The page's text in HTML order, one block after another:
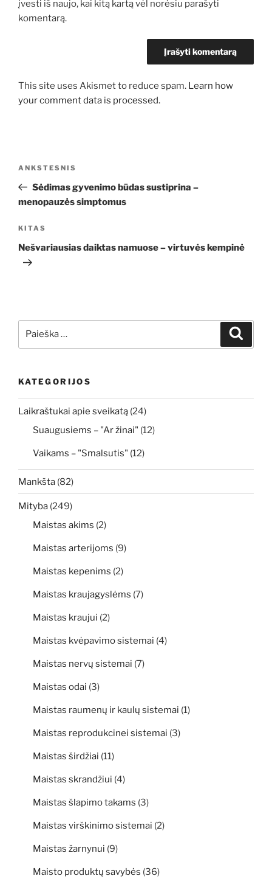
įvesti iš naujo, kai kitą kartą vėl norėsiu parašyti
komentarą.
This site uses Akismet to reduce spam. Learn how
your comment data is processed.
įrašų
Ankstesnis
įrašas
ANKSTESNIS
Sėdimas gyvenimo būdas sustiprina –
menopauzės simptomus
Kitas
įrašas
KITAS
Nešvariausias daiktas namuose – virtuvės kempinė
KATEGORIJOS
Laikraštukai apie sveikatą (24)
Suaugusiems – "Ar žinai" (12)
Vaikams – "Smalsutis" (12)
Mankšta (82)
Mityba (249)
Maistas akims (2)
Maistas arterijoms (9)
Maistas kepenims (2)
Maistas kraujagyslėms (7)
Maistas kraujui (2)
Maistas kvėpavimo sistemai (4)
Maistas nervų sistemai (7)
Maistas odai (3)
Maistas raumenų ir kaulų sistemai (1)
Maistas reprodukcinei sistemai (3)
Maistas širdžiai (11)
Maistas skrandžiui (4)
Maistas šlapimo takams (3)
Maistas virškinimo sistemai (2)
Maistas žarnynui (9)
Maisto produktų savybės (36)